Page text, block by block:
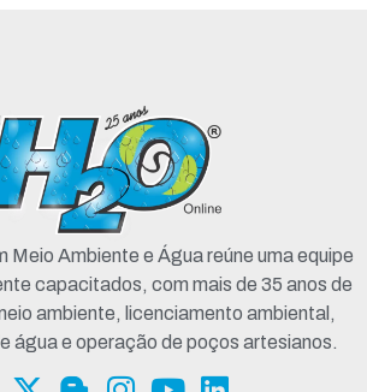
Meio Ambiente e Água reúne uma equipe
capacitados, com mais de 35 anos de
ambiente, licenciamento ambiental,
água e operação de poços artesianos.